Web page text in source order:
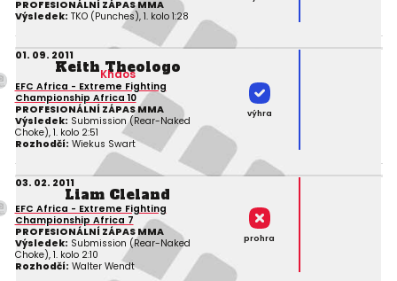
PROFESIONÁLNÍ ZÁPAS MMA
Výsledek: TKO (Punches), 1. kolo 1:28
01. 09. 2011
Keith Theologo
Khaos
EFC Africa - Extreme Fighting
Championship Africa 10
PROFESIONÁLNÍ ZÁPAS MMA
Výsledek: Submission (Rear-Naked
Choke), 1. kolo 2:51
Rozhodčí: Wiekus Swart
výhra
03. 02. 2011
Liam Cleland
EFC Africa - Extreme Fighting
Championship Africa 7
PROFESIONÁLNÍ ZÁPAS MMA
Výsledek: Submission (Rear-Naked
Choke), 1. kolo 2:10
Rozhodčí: Walter Wendt
prohra